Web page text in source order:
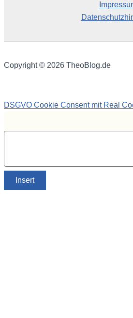
Copyright © 2026 TheoBlog.de
DSGVO Cookie Consent mit Real
Insert